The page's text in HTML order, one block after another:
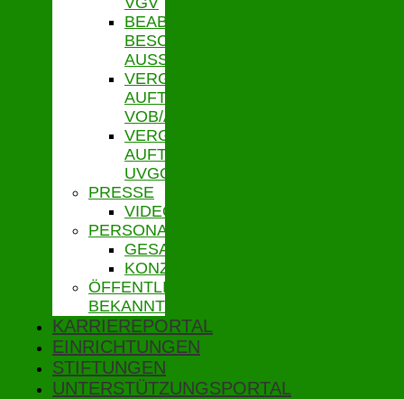
BEABSICHTIGTE
BESCHRÄNKTE
AUSSCHR.
VERGEBENE
AUFTRÄGE
VOB/A
VERGEBENE
AUFTRÄGE
UVGO
PRESSE
VIDEOS
PERSONALVERTRETUNG
GESAMTPERSONALRAT
KONZERNBETRIEBSRAT
ÖFFENTLICHE
BEKANNTMACHUNGEN
KARRIEREPORTAL
EINRICHTUNGEN
STIFTUNGEN
UNTERSTÜTZUNGSPORTAL